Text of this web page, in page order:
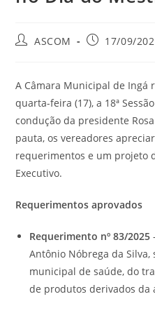
ASCOM 17/09/
A Câmara Municipal de Ingá
quarta-feira (17), a 18ª
condução da presidente
pauta, os vereadores
requerimentos e um projeto
Executivo.
Requerimentos aprovados
Requerimento nº 83/2025
Antônio Nóbrega da
municipal de saúde, do
de produtos derivados da